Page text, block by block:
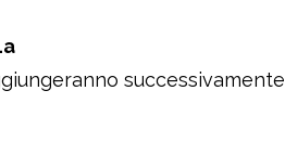
successivamente